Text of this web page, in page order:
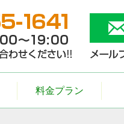
料金プラン